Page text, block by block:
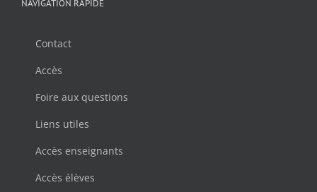
NAVIGATION RAPIDE
Contact
Accès
Foire aux questions
Liens utiles
Accès enseignants
Accès élèves